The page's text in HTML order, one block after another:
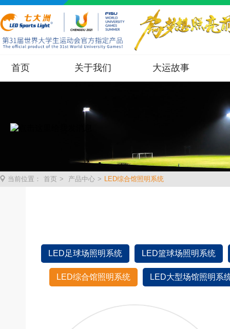
首页 关于我们 大运故事
当前位置： 首页 > 产品中心 > LED综合馆照明系统
LED足球场照明系统 LED篮球场照明系统
LED综合馆照明系统 LED大型场馆照明系